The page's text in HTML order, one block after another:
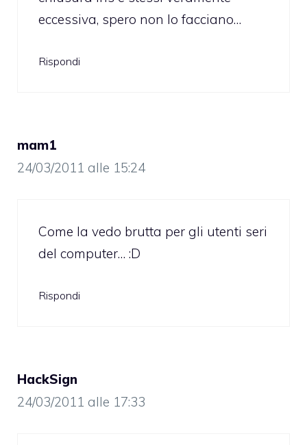
eccessiva, spero non lo facciano…
Rispondi
mam1
24/03/2011 alle 15:24
Come la vedo brutta per gli utenti seri
del computer… :D
Rispondi
HackSign
24/03/2011 alle 17:33